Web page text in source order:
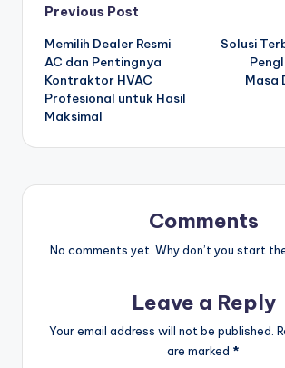
Post
navigation
Previous Post
Memilih Dealer Resmi
AC dan Pentingnya
Kontraktor HVAC
Profesional untuk Hasil
Maksimal
Solusi
Masa
Comments
No comments yet. Why don’t you start
Leave a Reply
Your email address will not be published.
are marked *